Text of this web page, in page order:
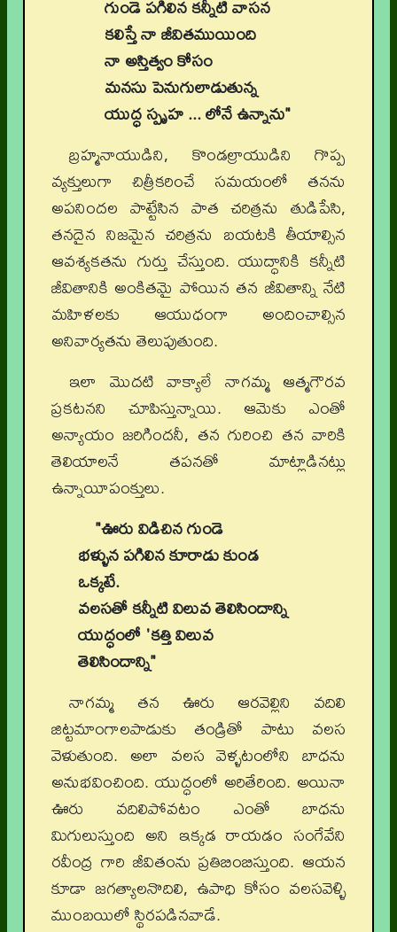
గుండె పగిలిన కన్నీటి వాసన
కలిస్తే నా జీవితముయింది
నా అస్తిత్వం కోసం
మనసు పెనుగులాడుతున్న
యుద్ధ స్పృహ ... లోనే ఉన్నాను"
బ్రహ్మనాయుడిని, కొండల్రాయుడిని గొప్ప
వ్యక్తులుగా చిత్రీకరించే సమయంలో తనను
అపనిందల పాట్టేసిన పాత చరిత్రను తుడిపేసి,
తనదైన నిజమైన చరిత్రను బయటకి తీయాల్సిన
ఆవశ్యకతను గుర్తు చేస్తుంది. యుద్ధానికి కన్నీటి
జీవితానికి అంకితమై పోయిన తన జీవితాన్ని నేటి
మహిళలకు ఆయుధంగా అందించాల్సిన
అనివార్యతను తెలుపుతుంది.
ఇలా మొదటి వాక్యాలే నాగమ్మ ఆత్మగౌరవ
ప్రకటనని చూపిస్తున్నాయి. ఆమెకు ఎంతో
అన్యాయం జరిగిందనీ, తన గురించి తన వారికి
తెలియాలనే తపనతో మాట్లాడినట్లు
ఉన్నాయీపంక్తులు.
"ఊరు విడిచిన గుండె
భళ్ళున పగిలిన కూరాడు కుండ
ఒక్కటే.
వలసతో కన్నీటి విలువ తెలిసిందాన్ని
యుద్ధంలో 'కత్తి విలువ
తెలిసిందాన్ని"
నాగమ్మ తన ఊరు ఆరవెల్లిని వదిలి
జిట్టమాంగాలపాడుకు తండ్రితో పాటు వలస
వెళుతుంది. అలా వలస వెళ్ళటంలోని బాధను
అనుభవించింది. యుద్ధంలో అరితేరింది. అయినా
ఊరు వదిలిపోవటం ఎంతో బాధను
మిగులుస్తుంది అని ఇక్కడ రాయడం సంగేవేని
రవీంద్ర గారి జీవితంను ప్రతిబింబిస్తుంది. ఆయన
కూడా జగత్యాలనొదిలి, ఉపాధి కోసం వలసవెళ్ళి
ముంబయిలో స్థిరపడినవాడే.